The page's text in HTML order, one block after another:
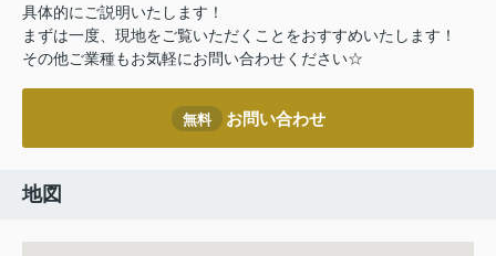
具体的にご説明いたします！
まずは一度、現地をご覧いただくことをおすすめいたします！
その他ご業種もお気軽にお問い合わせください☆
無料 お問い合わせ
地図